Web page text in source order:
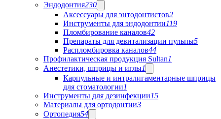
Эндодонтия230
Аксессуары для энтодонтистов2
Инструменты для эндодонтии119
Пломбирование каналов42
Препараты для девитализации пульпы5
Распломбировка каналов44
Профилактическая продукция Sultan1
Анестетики, шприцы и иглы1
Карпульные и интралигаментарные шприцы
для стоматологии1
Инструменты для дезинфекции15
Материалы для ортодонтии3
Ортопедия54